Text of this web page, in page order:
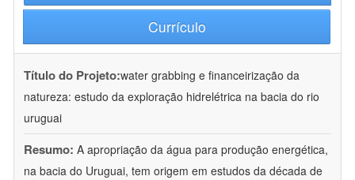
Currículo
Título do Projeto:water grabbing e financeirização da
natureza: estudo da exploração hidrelétrica na bacia do rio
uruguai
Resumo: A apropriação da água para produção energética,
na bacia do Uruguai, tem origem em estudos da década de